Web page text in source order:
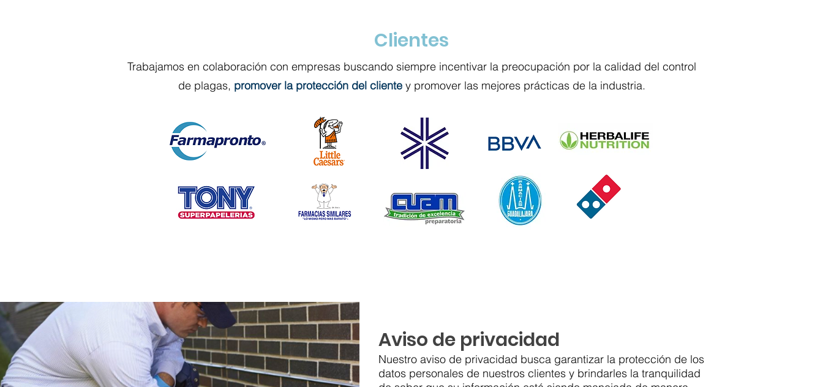
Clientes
Trabajamos en colaboración con empresas buscando siempre incentivar la preocupación por la calidad del control
de plagas, promover la protección del cliente y promover las mejores prácticas de la industria.
Aviso de privacidad
Nuestro aviso de privacidad busca garantizar la protección de los
datos personales de nuestros clientes y brindarles la tranquilidad